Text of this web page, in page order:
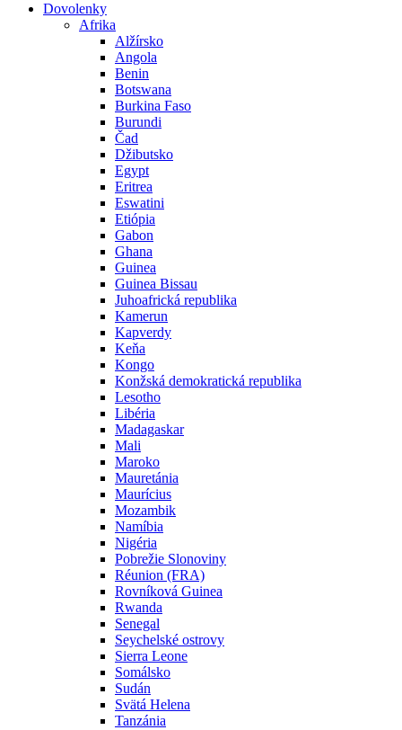
Dovolenky
Afrika
Alžírsko
Angola
Benin
Botswana
Burkina Faso
Burundi
Čad
Džibutsko
Egypt
Eritrea
Eswatini
Etiópia
Gabon
Ghana
Guinea
Guinea Bissau
Juhoafrická republika
Kamerun
Kapverdy
Keňa
Kongo
Konžská demokratická republika
Lesotho
Libéria
Madagaskar
Mali
Maroko
Mauretánia
Maurícius
Mozambik
Namíbia
Nigéria
Pobrežie Slonoviny
Réunion (FRA)
Rovníková Guinea
Rwanda
Senegal
Seychelské ostrovy
Sierra Leone
Somálsko
Sudán
Svätá Helena
Tanzánia